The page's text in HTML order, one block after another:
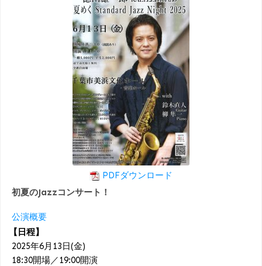
PDFダウンロード
初夏のJazzコンサート！
公演概要
【日程】
2025年6月13日(金)
18:30開場／19:00開演